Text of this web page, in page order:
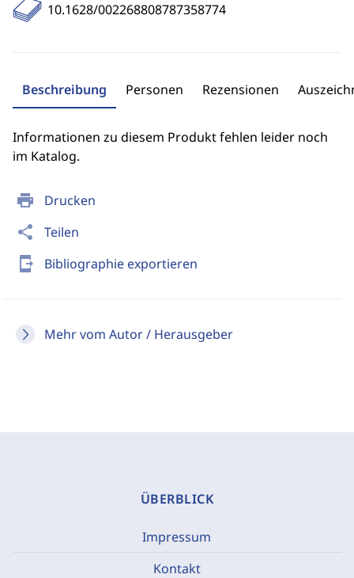
print Drucken
share Teilen
send_to_mobile Bibliographie exportieren
Mehr vom Autor / Herausgeber
10.1628/002268808787358774
Beschreibung Personen Rezensionen
Informationen zu diesem Produkt fehlen leider noch
im Katalog.
ÜBERBLICK
Impressum
Kontakt